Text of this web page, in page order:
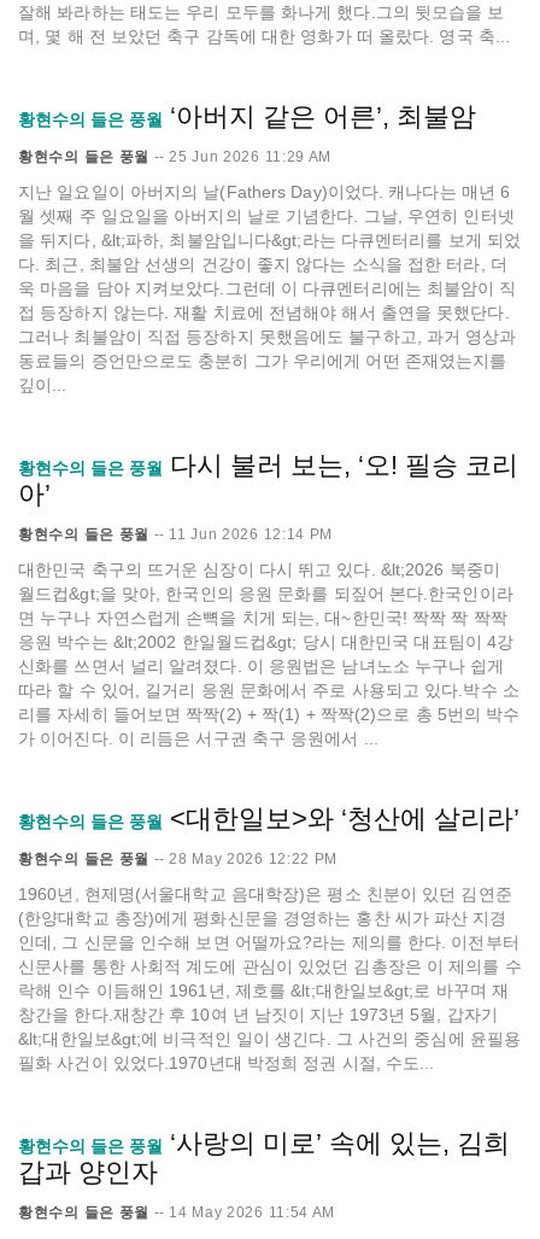
잘해 봐라하는 태도는 우리 모두를 화나게 했다.그의 뒷모습을 보
며, 몇 해 전 보았던 축구 감독에 대한 영화가 떠 올랐다. 영국 축...
황현수의 들은 풍월 ‘아버지 같은 어른’, 최불암
황현수의 들은 풍월 -- 25 Jun 2026 11:29 AM
지난 일요일이 아버지의 날(Fathers Day)이었다. 캐나다는 매년 6
월 셋째 주 일요일을 아버지의 날로 기념한다. 그날, 우연히 인터넷
을 뒤지다, &lt;파하, 최불암입니다&gt;라는 다큐멘터리를 보게 되었
다. 최근, 최불암 선생의 건강이 좋지 않다는 소식을 접한 터라, 더
욱 마음을 담아 지켜보았다.그런데 이 다큐멘터리에는 최불암이 직
접 등장하지 않는다. 재활 치료에 전념해야 해서 출연을 못했단다.
그러나 최불암이 직접 등장하지 못했음에도 불구하고, 과거 영상과
동료들의 증언만으로도 충분히 그가 우리에게 어떤 존재였는지를
깊이...
황현수의 들은 풍월
다시 불러 보는, ‘오! 필승 코리
아’
황현수의 들은 풍월 -- 11 Jun 2026 12:14 PM
대한민국 축구의 뜨거운 심장이 다시 뛰고 있다. &lt;2026 북중미
월드컵&gt;을 맞아, 한국인의 응원 문화를 되짚어 본다.한국인이라
면 누구나 자연스럽게 손뼉을 치게 되는, 대~한민국! 짝짝 짝 짝짝
응원 박수는 &lt;2002 한일월드컵&gt; 당시 대한민국 대표팀이 4강
신화를 쓰면서 널리 알려졌다. 이 응원법은 남녀노소 누구나 쉽게
따라 할 수 있어, 길거리 응원 문화에서 주로 사용되고 있다.박수 소
리를 자세히 들어보면 짝짝(2) + 짝(1) + 짝짝(2)으로 총 5번의 박수
가 이어진다. 이 리듬은 서구권 축구 응원에서 ...
황현수의 들은 풍월 <대한일보>와 ‘청산에 살리라’
황현수의 들은 풍월 -- 28 May 2026 12:22 PM
1960년, 현제명(서울대학교 음대학장)은 평소 친분이 있던 김연준
(한양대학교 총장)에게 평화신문을 경영하는 홍찬 씨가 파산 지경
인데, 그 신문을 인수해 보면 어떨까요?라는 제의를 한다. 이전부터
신문사를 통한 사회적 계도에 관심이 있었던 김총장은 이 제의를 수
락해 인수 이듬해인 1961년, 제호를 &lt;대한일보&gt;로 바꾸며 재
창간을 한다.재창간 후 10여 년 남짓이 지난 1973년 5월, 갑자기
&lt;대한일보&gt;에 비극적인 일이 생긴다. 그 사건의 중심에 윤필용
필화 사건이 있었다.1970년대 박정희 정권 시절, 수도...
황현수의 들은 풍월
‘사랑의 미로’ 속에 있는, 김희
갑과 양인자
황현수의 들은 풍월 -- 14 May 2026 11:54 AM